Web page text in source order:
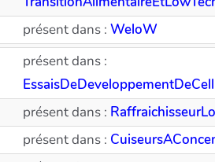
présent dans : WeloW
présent dans :
présent dans :
présent dans :